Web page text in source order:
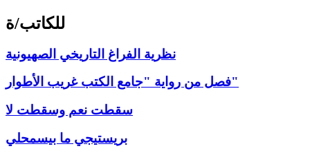
للكاتب/ة
نظرية الفراغ التاريخي الصهيونية
فصل من رواية "جامع الكتب غريب الأطوار"
سقطت نعم وسقطت لا
بريستيجي ما بيسمحلي